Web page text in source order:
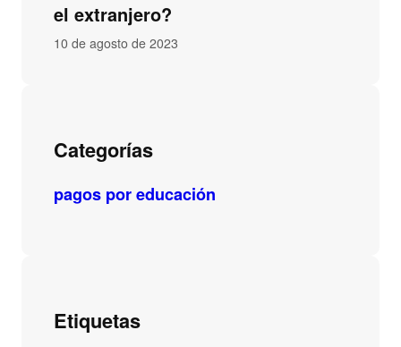
el extranjero?
10 de agosto de 2023
Categorías
pagos por educación
Etiquetas